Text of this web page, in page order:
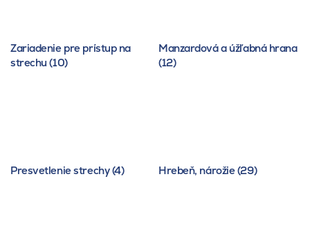
Zariadenie pre prístup na
strechu (10)
Manzardová a úžľabná hrana
(12)
Presvetlenie strechy (4) Hrebeň, nárožie (29)